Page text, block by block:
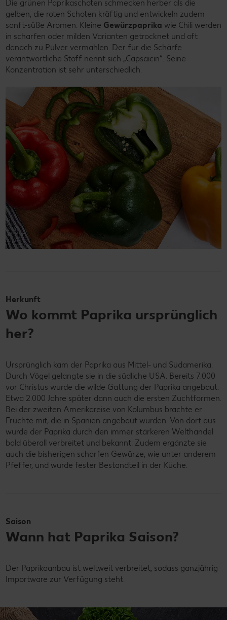
Die grünen Paprikaschoten schmecken herber als die
gelben, die roten Schoten kräftig und entwickeln zudem
sanft-süße Aromen. Kleine Gewürzpaprika wie Chili werden
in scharfen oder milden Varianten getrocknet und oft
danach zu Pulver vermahlen. Der für die Schärfe
verantwortliche Stoff nennt sich „Capsaicin“. Seine
Konzentration ist sehr unterschiedlich.
Herkunft
Wo kommt Paprika ursprünglich
her?
Ursprünglich kam der Paprika aus Mittel- und Südamerika.
Durch Vögel gelangte sie in die südliche USA. Bereits 7.000
vor Christus wurde die wilde Gattung der Paprika angebaut.
Etwa 2.000 Jahre später dann auch die ersten Zuchtformen.
Bei der zweiten Amerikareise von Kolumbus brachte er
Früchte mit, die in Spanien angebaut wurden. Von dort aus
wurde der Paprika durch den immer stärkeren Welthandel
bald überall verbreitet und bekannt. Zudem ergänzte sie
auch die bisherigen scharfen Gewürze, wie unter anderem
Pfeffer, und wurde fester Bestandteil in der Küche.
Saison
Wann hat Paprika Saison?
Der Paprikaanbau ist weltweit verbreitet, sodass ganzjährig
Importware zur Verfügung steht.